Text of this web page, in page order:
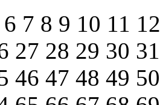
6 7 8 9 10 11
27 28 29 30
46 47 48 49